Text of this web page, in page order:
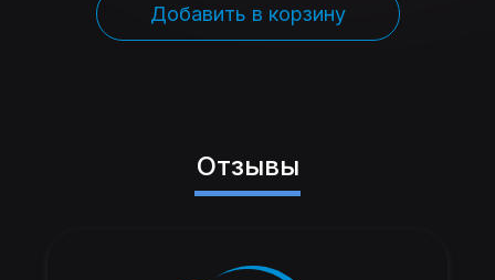
Добавить в корзину
Отзывы